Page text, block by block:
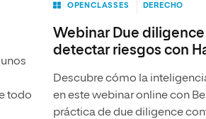
todo
OPENCLASSES DERECHO
Webinar Due
detectar riesgos con
Descubre cómo la
en este webinar online con
práctica de due diligence